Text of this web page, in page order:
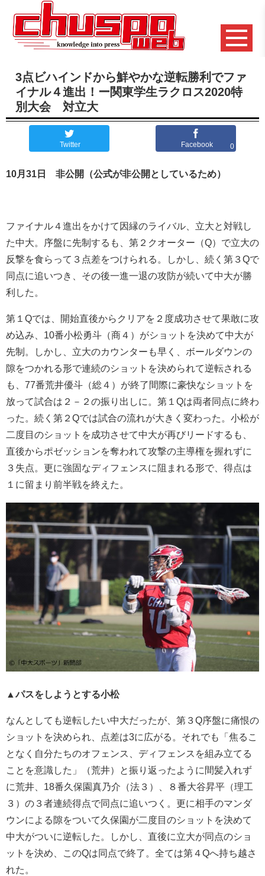
3点ビハインドから鮮やかな逆転勝利でファ
イナル４進出！ー関東学生ラクロス2020特
別大会 対立大
Twitter Facebook 0
10月31日 非公開（公式が非公開としているため）
ファイナル４進出をかけて因縁のライバル、立大と対戦し
た中大。序盤に先制するも、第２クオーター（Q）で立大の
反撃を食らって３点差をつけられる。しかし、続く第３Qで
同点に追いつき、その後一進一退の攻防が続いて中大が勝
利した。
第１Qでは、開始直後からクリアを２度成功させて果敢に攻
め込み、10番小松勇斗（商４）がショットを決めて中大が
先制。しかし、立大のカウンターも早く、ボールダウンの
隙をつかれる形で連続のショットを決められて逆転される
も、77番荒井優斗（総４）が終了間際に豪快なショットを
放って試合は２－２の振り出しに。第１Qは両者同点に終わ
った。続く第２Qでは試合の流れが大きく変わった。小松が
二度目のショットを成功させて中大が再びリードするも、
直後からポゼッションを奪われて攻撃の主導権を握れずに
３失点。更に強固なディフェンスに阻まれる形で、得点は
１に留まり前半戦を終えた。
▲パスをしようとする小松
なんとしても逆転したい中大だったが、第３Q序盤に痛恨の
ショットを決められ、点差は3に広がる。それでも「焦るこ
となく自分たちのオフェンス、ディフェンスを組み立てる
ことを意識した」（荒井）と振り返ったように間髪入れず
に荒井、18番久保園真乃介（法３）、８番大谷昇平（理工
３）の３者連続得点で同点に追いつく。更に相手のマンダ
ウンによる隙をついて久保園が二度目のショットを決めて
中大がついに逆転した。しかし、直後に立大が同点のショ
ットを決め、このQは同点で終了。全ては第４Qへ持ち越さ
れた。